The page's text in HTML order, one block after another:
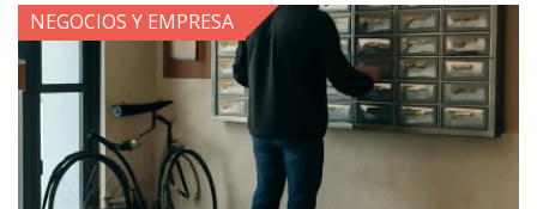
NEGOCIOS Y EMPRESA